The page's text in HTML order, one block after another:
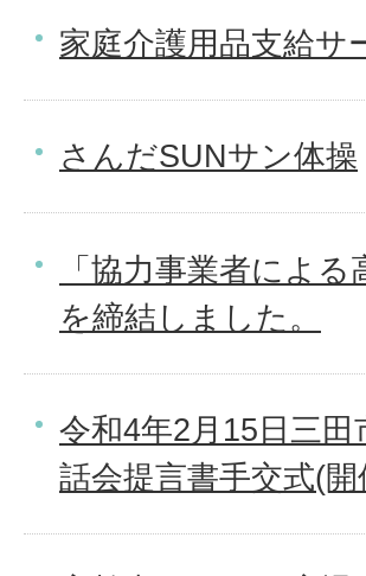
家庭介護用品支給サ
さんだSUNサン体操
「協力事業者によ
を締結しました。
令和4年2月15日三
話会提言書手交式(開